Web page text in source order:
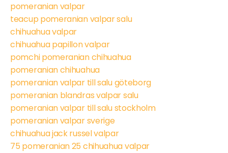
pomeranian valpar
teacup pomeranian valpar salu
chihuahua valpar
chihuahua papillon valpar
pomchi pomeranian chihuahua
pomeranian chihuahua
pomeranian valpar till salu göteborg
pomeranian blandras valpar salu
pomeranian valpar till salu stockholm
pomeranian valpar sverige
chihuahua jack russel valpar
75 pomeranian 25 chihuahua valpar